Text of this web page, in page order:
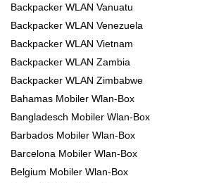
Backpacker WLAN Vanuatu
Backpacker WLAN Venezuela
Backpacker WLAN Vietnam
Backpacker WLAN Zambia
Backpacker WLAN Zimbabwe
Bahamas Mobiler Wlan-Box
Bangladesch Mobiler Wlan-Box
Barbados Mobiler Wlan-Box
Barcelona Mobiler Wlan-Box
Belgium Mobiler Wlan-Box